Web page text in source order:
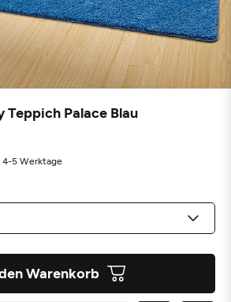
Palace Blau
4-5 Werktage
Warenkorb